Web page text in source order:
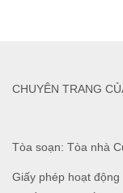
Tòa soạn: Tòa nhà
Giấy phép hoạt
CHUYÊN TRANG